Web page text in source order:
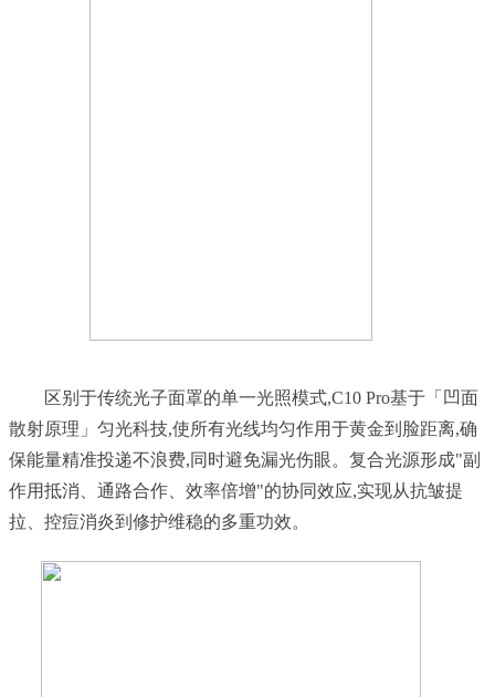
散射原理」匀光科技,使所有光线均匀作用于黄金到脸距离,确
保能量精准投递不浪费,同时避免漏光伤眼。复合光源形成"副
作用抵消、通路合作、效率倍增"的协同效应,实现从抗皱提